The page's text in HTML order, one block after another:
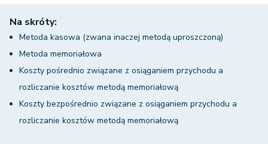
Na skróty:
Metoda kasowa (zwana inaczej metodą uproszczoną)
Metoda memoriałowa
Koszty pośrednio związane z osiąganiem przychodu a
rozliczanie kosztów metodą memoriałową
Koszty bezpośrednio związane z osiąganiem przychodu a
rozliczanie kosztów metodą memoriałową